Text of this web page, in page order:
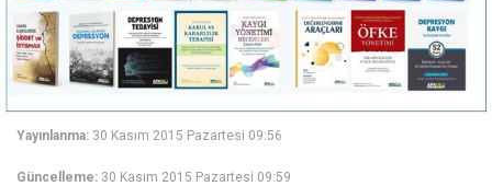
Yayınlanma: 30 Kasım 2015 Pazartesi 09:56
Güncelleme: 30 Kasım 2015 Pazartesi 09:59